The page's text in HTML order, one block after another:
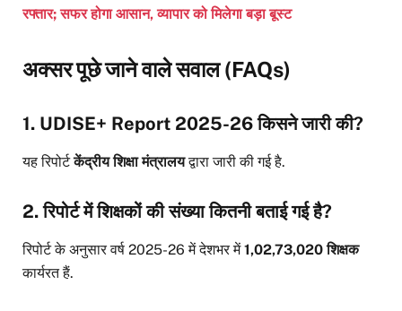
रफ्तार; सफर होगा आसान, व्यापार को मिलेगा बड़ा बूस्ट
अक्सर पूछे जाने वाले सवाल (FAQs)
1. UDISE+ Report 2025-26 किसने जारी की?
यह रिपोर्टकेंद्रीय शिक्षा मंत्रालयद्वारा जारी की गई है.
2. रिपोर्ट में शिक्षकों की संख्या कितनी बताई गई है?
रिपोर्ट के अनुसार वर्ष 2025-26 में देशभर में1,02,73,020 शिक्षक
कार्यरत हैं.